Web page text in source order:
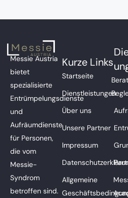
Messie Austria
bietet
spezialisierte
Entrümpelungsdienste
und
Aufräumdienste
für Personen,
die vom
Messie-
Syndrom
betroffen sind.
Kurze Links
Startseite
Dienstleistungen
Über uns
Unsere Partner
Impressum
Allgemeine